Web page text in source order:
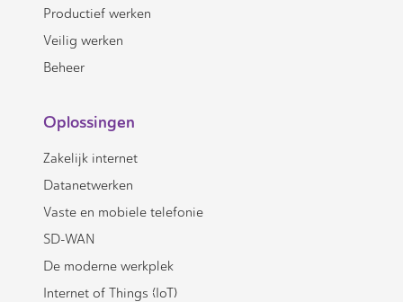
Productief werken
Veilig werken
Beheer
Oplossingen
Zakelijk internet
Datanetwerken
Vaste en mobiele telefonie
SD-WAN
De moderne werkplek
Internet of Things (IoT)